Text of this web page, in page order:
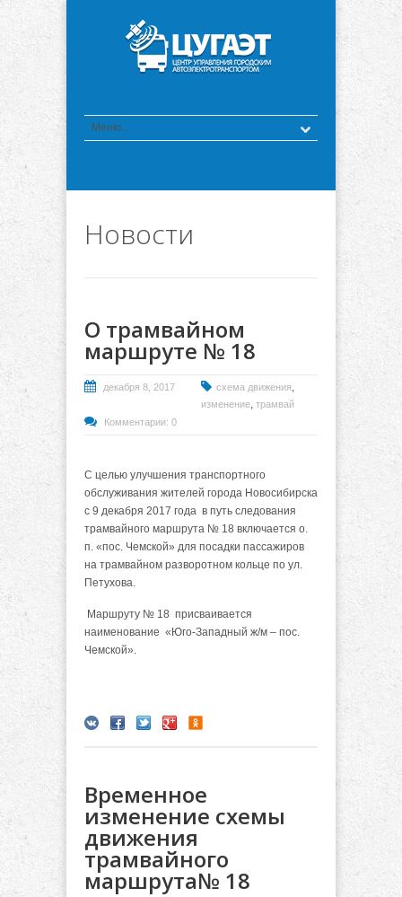
Новости
О трамвайном
маршруте № 18
декабря 8, 2017 схема движения,
изменение, трамвай
Комментарии: 0
С целью улучшения транспортного
обслуживания жителей города Новосибирска
с 9 декабря 2017 года в путь следования
трамвайного маршрута № 18 включается о.
п. «пос. Чемской» для посадки пассажиров
на трамвайном разворотном кольце по ул.
Петухова.
Маршруту № 18 присваивается
наименование «Юго-Западный ж/м – пос.
Чемской».
Временное
изменение схемы
движения
трамвайного
маршрута№ 18